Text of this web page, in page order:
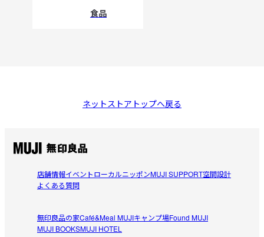
食品
ネットストアトップへ戻る
店舗情報イベントローカルニッポンMUJI SUPPORT空間設計
よくある質問
無印良品の家Café&Meal MUJIキャンプ場Found MUJI
MUJI BOOKSMUJI HOTEL